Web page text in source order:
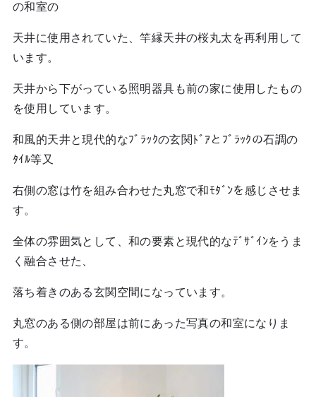
の和室の
天井に使用されていた、竿縁天井の桜丸太を再利用して
います。
天井から下がっている照明器具も前の家に使用したもの
を使用しています。
和風的天井と現代的なﾌﾞﾗｯｸの玄関ﾄﾞｱとﾌﾞﾗｯｸの石調の
ﾀｲﾙ等又
右側の窓は竹を組み合わせた丸窓で和ﾓﾀﾞﾝを感じさせま
す。
全体の雰囲気として、和の要素と現代的なﾃﾞｻﾞｲﾝをうま
く融合させた、
落ち着きのある玄関空間になっています。
丸窓のある側の部屋は前にあった写真の和室になりま
す。